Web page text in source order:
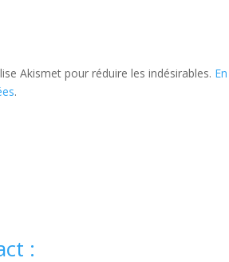
Akismet pour réduire les indésirables.
.
: